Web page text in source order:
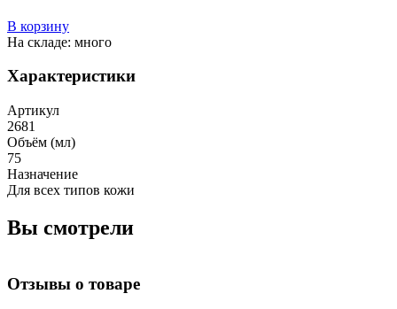
В корзину
На складе: много
Характеристики
Артикул
2681
Объём (мл)
75
Назначение
Для всех типов кожи
Вы смотрели
Отзывы о товаре